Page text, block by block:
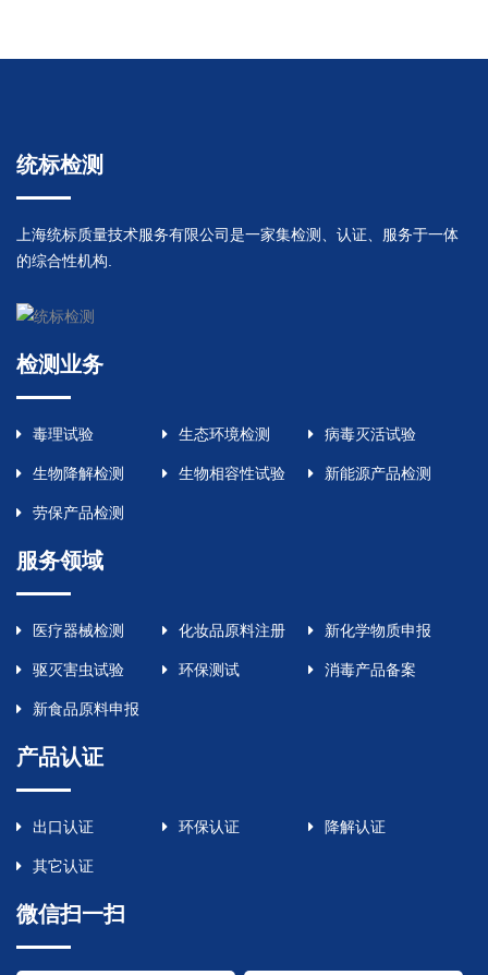
统标检测
上海统标质量技术服务有限公司是一家集检测、认证、服务于一体
的综合性机构.
检测业务
毒理试验 生态环境检测 病毒灭活试验
生物降解检测 生物相容性试验 新能源产品检测
劳保产品检测
服务领域
医疗器械检测 化妆品原料注册 新化学物质申报
驱灭害虫试验 环保测试 消毒产品备案
新食品原料申报
产品认证
出口认证 环保认证 降解认证
其它认证
微信扫一扫